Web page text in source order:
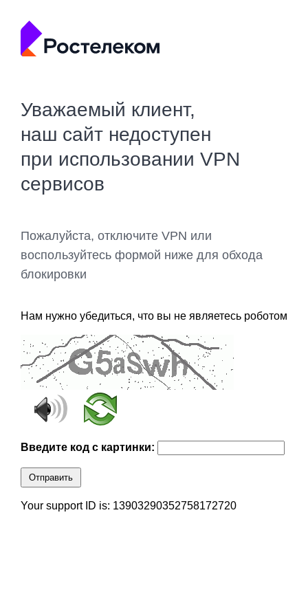
Уважаемый клиент,
наш сайт недоступен
при использовании VPN
сервисов
Пожалуйста, отключите VPN или
воспользуйтесь формой ниже для обхода
блокировки
Нам нужно убедиться, что вы не являетесь роботом
Введите код с картинки:
Отправить
Your support ID is: 13903290352758172720